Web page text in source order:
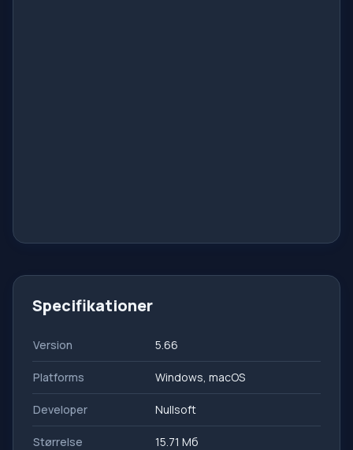
Specifikationer
Version 5.66
Platforms Windows, macOS
Developer Nullsoft
Størrelse 15.71 Мб